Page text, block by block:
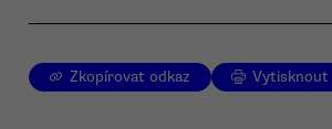
Zkopírovat odkaz Vytisknout